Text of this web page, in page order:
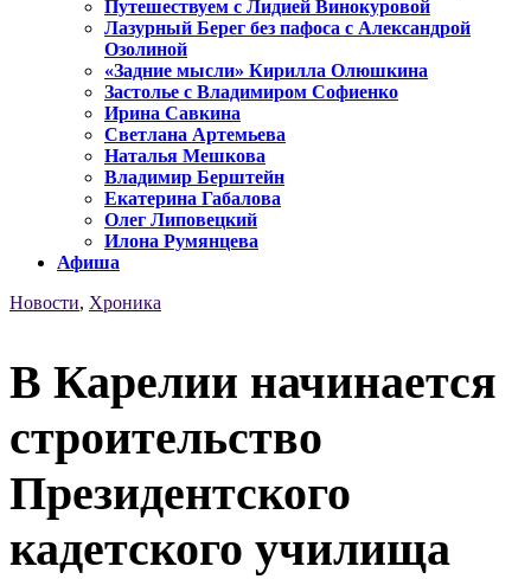
Путешествуем с Лидией Винокуровой
Лазурный Берег без пафоса с Александрой
Озолиной
«Задние мысли» Кирилла Олюшкина
Застолье с Владимиром Софиенко
Ирина Савкина
Светлана Артемьева
Наталья Мешкова
Владимир Берштейн
Екатерина Габалова
Олег Липовецкий
Илона Румянцева
Афиша
Новости, Хроника
В Карелии начинается
строительство
Президентского
кадетского училища